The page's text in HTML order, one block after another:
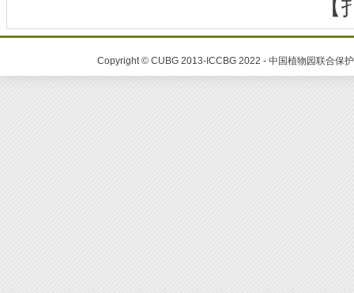
Copyright © CUBG 2013-ICCBG 2022 - 中国植物园联合保